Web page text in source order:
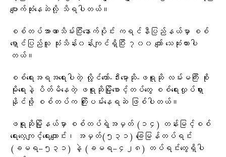
ပျောက်ဆုံးနေဆဲလို့ သိရပါတယ်။
စစ်တပ်အာဏာသိမ်းပြီးနောက်ပိုင်း ကရင်နီပြည်နယ်မှာ စစ်
ရှောင်ပြည်သူ သုံးသိန်း၀န်းကျင်ရှိပြီး ၇၀၀ ကျော် သေဆုံးထားပါ
တယ်။
စစ်ရေးအရအရေးပါတဲ့ လွိုင်ကော်-ဒီးမော့ဆို-ဖရူဆို လမ်းမကြီး စိုး
မိုးရေးနဲ့ ပိတ်မိနေတဲ့ ဖရူဆိုမြို့စောင့်တပ်တွေ စစ်ရေးလှုပ်ရှား
နိုင်ဖို့ စစ်တပ်က ကြိုးပမ်းနေရဆဲ ဖြစ်ပါတယ်။
ဖရူဆိုမြို့နယ်မှာ စစ်တပ်ရဲ့အမှတ် (၁၄) တန်းမြင့်စစ်
ရေးလေ့ကျင့်ရေးကျောင်း၊ အမှတ်(၅၃၁) ခြေမြန်တပ်ရင်း
(ခမရ−၅၃၁) နဲ့ (ခမရ−၄၂၈) တပ်ရင်းတွေရှိပါ